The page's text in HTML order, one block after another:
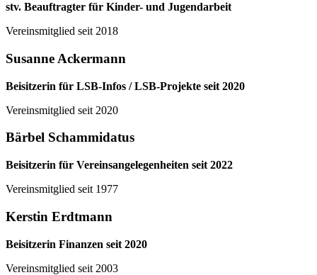
stv. Beauftragter für Kinder- und Jugendarbeit
Vereinsmitglied seit 2018
Susanne Ackermann
Beisitzerin für LSB-Infos / LSB-Projekte seit 2020
Vereinsmitglied seit 2020
Bärbel Schammidatus
Beisitzerin für Vereinsangelegenheiten seit 2022
Vereinsmitglied seit 1977
Kerstin Erdtmann
Beisitzerin Finanzen seit 2020
Vereinsmitglied seit 2003